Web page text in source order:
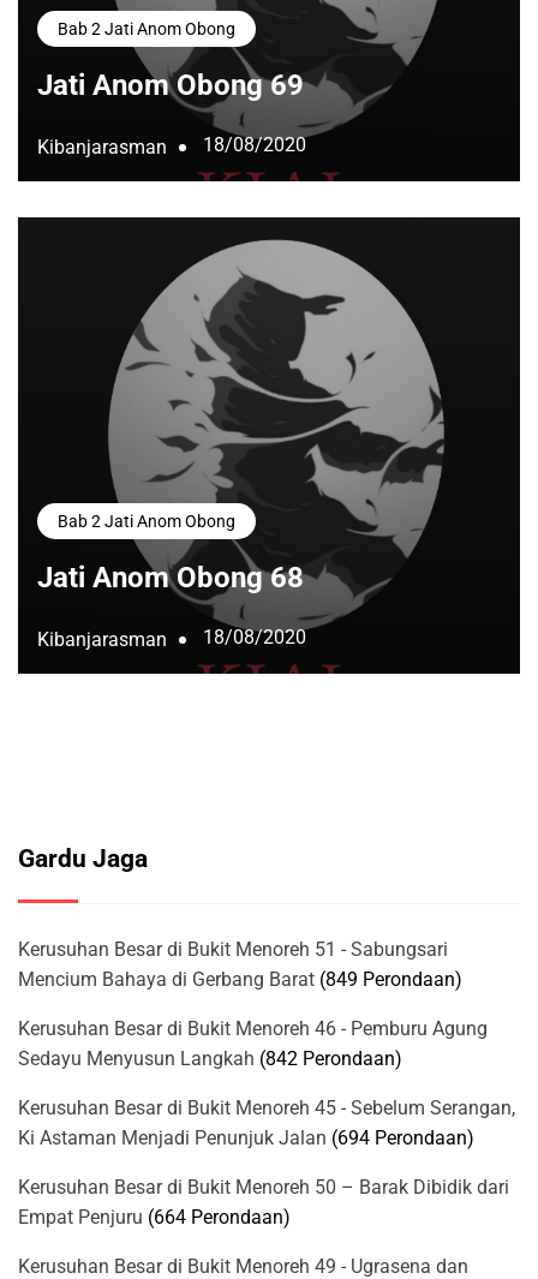
Bab 2 Jati Anom Obong
Jati Anom Obong 69
Kibanjarasman 18/08/2020
Bab 2 Jati Anom Obong
Jati Anom Obong 68
Kibanjarasman 18/08/2020
Gardu Jaga
Kerusuhan Besar di Bukit Menoreh 51 - Sabungsari
Mencium Bahaya di Gerbang Barat (849 Perondaan)
Kerusuhan Besar di Bukit Menoreh 46 - Pemburu Agung
Sedayu Menyusun Langkah (842 Perondaan)
Kerusuhan Besar di Bukit Menoreh 45 - Sebelum Serangan,
Ki Astaman Menjadi Penunjuk Jalan (694 Perondaan)
Kerusuhan Besar di Bukit Menoreh 50 – Barak Dibidik dari
Empat Penjuru (664 Perondaan)
Kerusuhan Besar di Bukit Menoreh 49 - Ugrasena dan